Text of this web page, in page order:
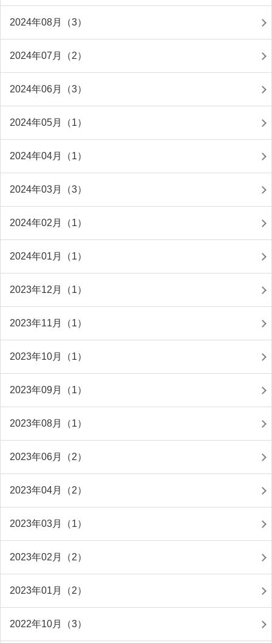
2024年08月（3）
2024年07月（2）
2024年06月（3）
2024年05月（1）
2024年04月（1）
2024年03月（3）
2024年02月（1）
2024年01月（1）
2023年12月（1）
2023年11月（1）
2023年10月（1）
2023年09月（1）
2023年08月（1）
2023年06月（2）
2023年04月（2）
2023年03月（1）
2023年02月（2）
2023年01月（2）
2022年10月（3）